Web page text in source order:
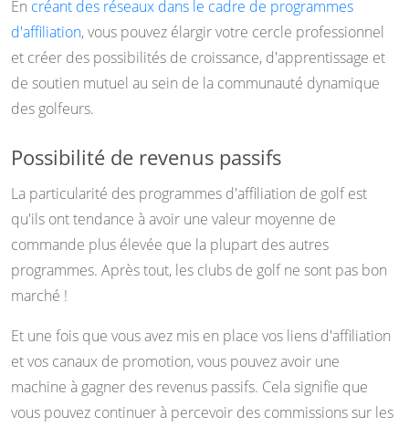
En créant des réseaux dans le cadre de programmes
d'affiliation, vous pouvez élargir votre cercle professionnel
et créer des possibilités de croissance, d'apprentissage et
de soutien mutuel au sein de la communauté dynamique
des golfeurs.
Possibilité de revenus passifs
La particularité des programmes d'affiliation de golf est
qu'ils ont tendance à avoir une valeur moyenne de
commande plus élevée que la plupart des autres
programmes. Après tout, les clubs de golf ne sont pas bon
marché !
Et une fois que vous avez mis en place vos liens d'affiliation
et vos canaux de promotion, vous pouvez avoir une
machine à gagner des revenus passifs. Cela signifie que
vous pouvez continuer à percevoir des commissions sur les